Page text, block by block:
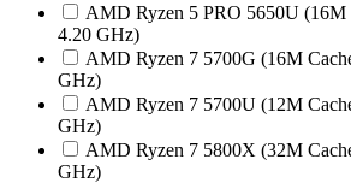
AMD Ryzen 5 PRO 5650U (16M
4.20 GHz)
AMD Ryzen 7 5700G (16M
GHz)
AMD Ryzen 7 5700U (12M
GHz)
AMD Ryzen 7 5800X (32M
GHz)